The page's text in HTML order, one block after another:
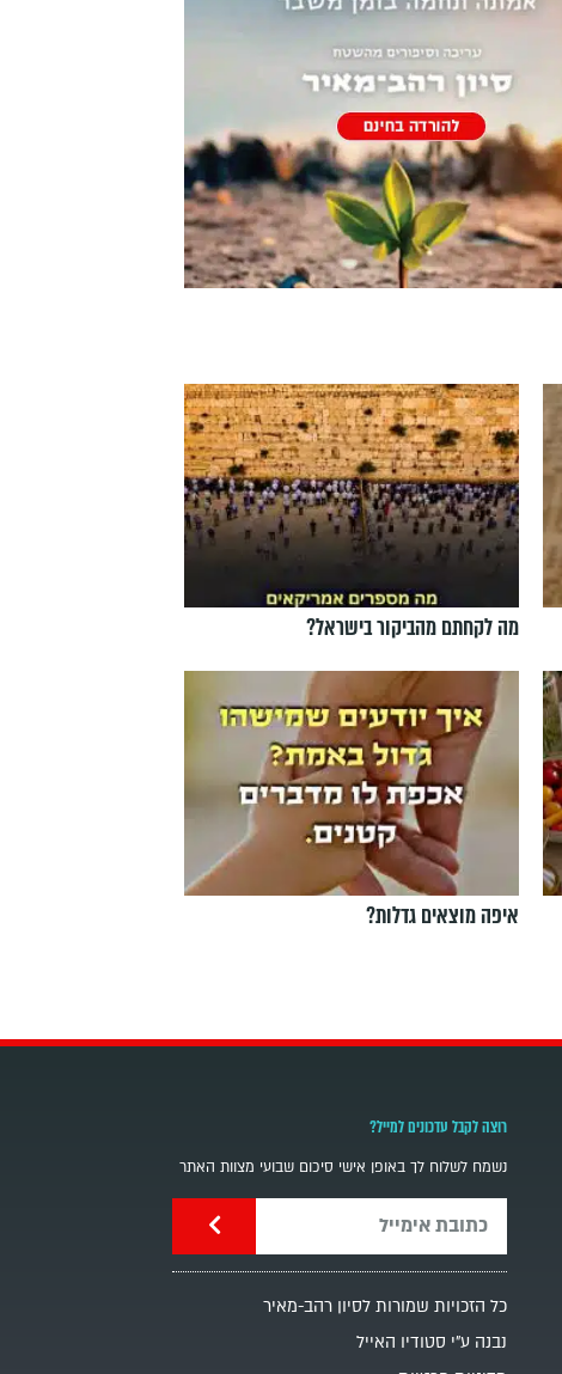
מה לקחתם מהביקור בישראל?
איפה מוצאים גדלות?
רוצה לקבל עדכונים למייל?
נשמח לשלוח לך באופן אישי סיכום שבועי מצוות האתר
כל הזכויות שמורות לסיון רהב-מאיר
נבנה ע"י סטודיו האייל